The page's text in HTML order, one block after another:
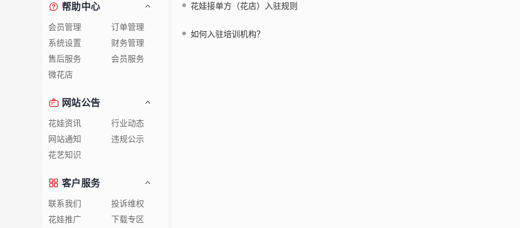
帮助中心
会员管理
订单管理
系统设置
财务管理
售后服务
会员服务
微花店
网站公告
花娃资讯
行业动态
网站通知
违规公示
花艺知识
客户服务
联系我们
投诉维权
花娃推广
下载专区
花娃接单方（花店）入驻规则
如何入驻培训机构？